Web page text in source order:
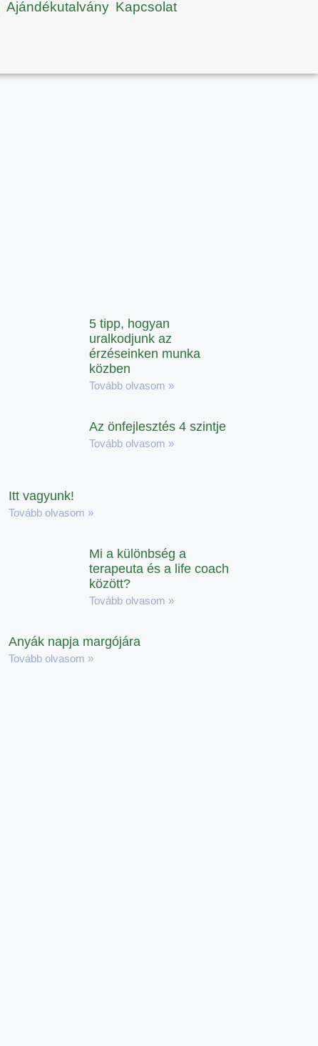
Ajándékutalvány Kapcsolat
5 tipp, hogyan
uralkodjunk az
érzéseinken munka
közben
Tovább olvasom »
Az önfejlesztés 4 szintje
Tovább olvasom »
Itt vagyunk!
Tovább olvasom »
Mi a különbség a
terapeuta és a life coach
között?
Tovább olvasom »
Anyák napja margójára
Tovább olvasom »